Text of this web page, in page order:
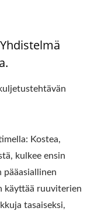
Kostea,
kulkee ensin
pääasiallinen
käyttää ruuviterien
tasaiseksi,